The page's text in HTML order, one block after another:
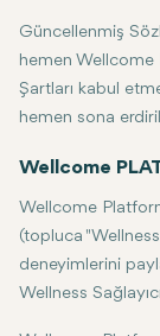
Güncellenmiş
hemen Wellcome
Şartları kabul
hemen sona
Wellcome
Wellcome
(topluca
deneyimlerini
Wellness